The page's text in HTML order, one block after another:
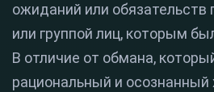
ожиданий или обязательств
или группой лиц, которым
В отличие от обмана,
рациональный и осознанный